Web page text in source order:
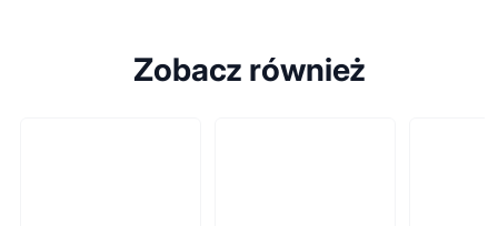
Zobacz również